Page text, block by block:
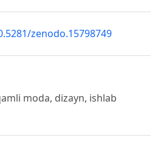
zenodo.15798749
moda, dizayn, ishlab